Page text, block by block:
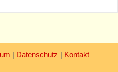
| Datenschutz | Kontakt